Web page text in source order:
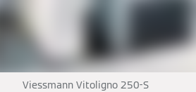
Viessmann Vitoligno 250-S